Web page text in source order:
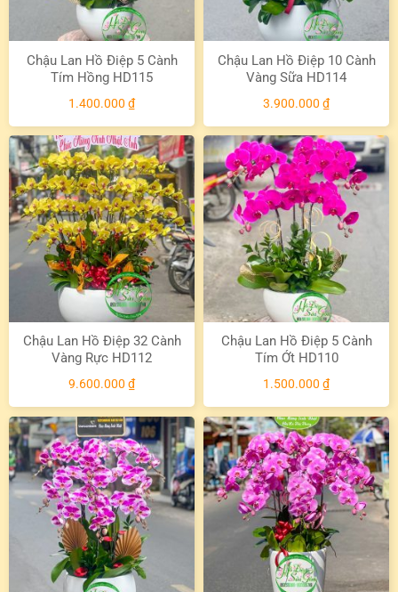
Chậu Lan Hồ Điệp 5 Cành
Tím Hồng HD115
1.400.000 ₫
Chậu Lan Hồ Điệp 10 Cành
Vàng Sữa HD114
3.900.000 ₫
Chậu Lan Hồ Điệp 32 Cành
Vàng Rực HD112
9.600.000 ₫
Chậu Lan Hồ Điệp 5 Cành
Tím Ớt HD110
1.500.000 ₫